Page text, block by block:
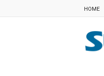
HOME